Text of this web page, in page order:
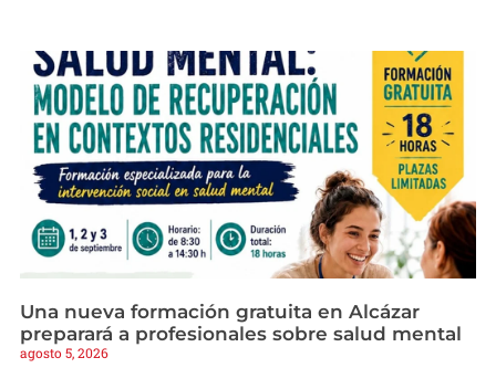
Una nueva formación gratuita en Alcázar
preparará a profesionales sobre salud mental
agosto 5, 2026